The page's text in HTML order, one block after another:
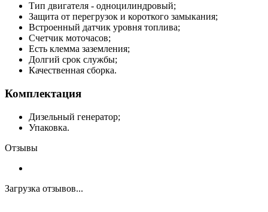
Тип двигателя - одноцилиндровый;
Защита от перегрузок и короткого замыкания;
Встроенный датчик уровня топлива;
Счетчик моточасов;
Есть клемма заземления;
Долгий срок службы;
Качественная сборка.
Комплектация
Дизельный генератор;
Упаковка.
Отзывы
Загрузка отзывов...